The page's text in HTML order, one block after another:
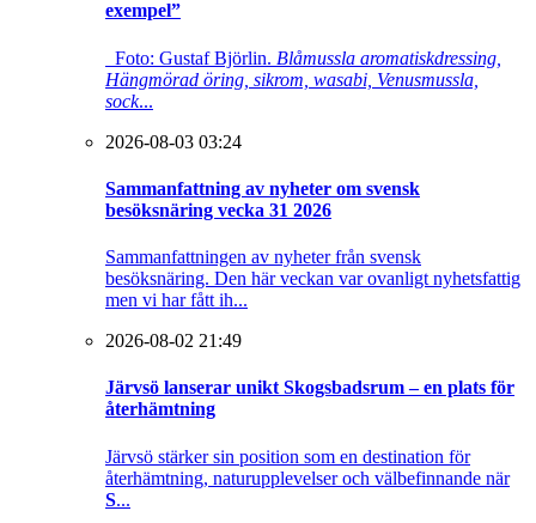
exempel”
Foto: Gustaf Björlin. Blåmussla aromatiskdressing,
Hängmörad öring, sikrom, wasabi, Venusmussla,
sock...
2026-08-03 03:24
Sammanfattning av nyheter om svensk
besöksnäring vecka 31 2026
Sammanfattningen av nyheter från svensk
besöksnäring. Den här veckan var ovanligt nyhetsfattig
men vi har fått ih...
2026-08-02 21:49
Järvsö lanserar unikt Skogsbadsrum – en plats för
återhämtning
Järvsö stärker sin position som en destination för
återhämtning, naturupplevelser och välbefinnande när
S...